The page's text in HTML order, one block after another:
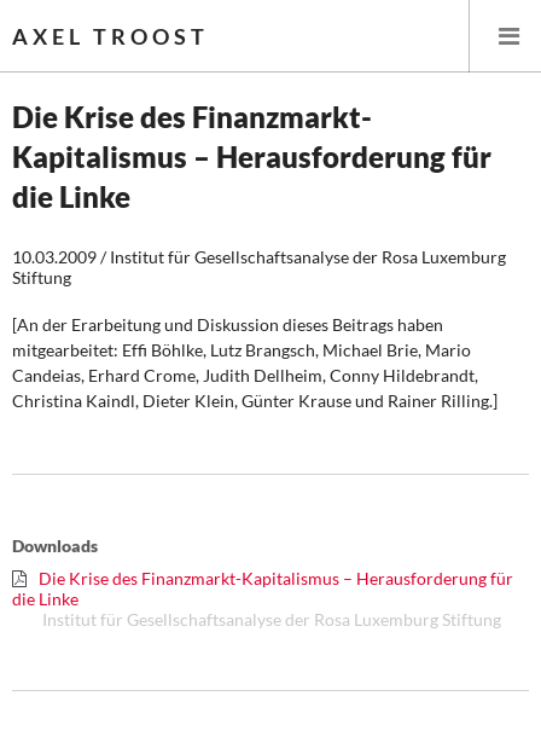
AXEL TROOST
Startseite
Leitlinien linker Wirtschafts- und Finanzpolitik
Wirtschaftspolitik
Steuer- und Finanzpolitik
DIE LINKE
Weitere Themen
Die Krise des Finanzmarkt-
Kapitalismus – Herausforderung für
die Linke
10.03.2009 / Institut für Gesellschaftsanalyse der Rosa Luxemburg
Stiftung
[An der Erarbeitung und Diskussion dieses Beitrags haben
mitgearbeitet: Effi Böhlke, Lutz Brangsch, Michael Brie, Mario
Candeias, Erhard Crome, Judith Dellheim, Conny Hildebrandt,
Christina Kaindl, Dieter Klein, Günter Krause und Rainer Rilling.]
Downloads
Die Krise des Finanzmarkt-Kapitalismus – Herausforderung für
die Linke
Institut für Gesellschaftsanalyse der Rosa Luxemburg Stiftung